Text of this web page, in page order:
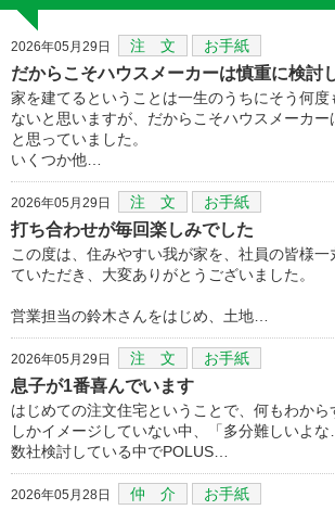
2026年05月29日 注 文 お手紙
だからこそハウスメーカーは慎重に検討
家を建てるということは一生のうちにそう何度
ないと思いますが、だからこそハウスメーカ
と思っていました。
いくつか他…
2026年05月29日 注 文 お手紙
打ち合わせが毎回楽しみでした
この度は、住みやすい我が家を、社員の皆様
ていただき、大変ありがとうございました。
営業担当の鈴木さんをはじめ、土地…
2026年05月29日 注 文 お手紙
息子が1番喜んでいます
はじめての注文住宅ということで、何もわか
しかイメージしていない中、「多分難しいよ
数社検討している中でPOLUS…
2026年05月28日 仲 介 お手紙